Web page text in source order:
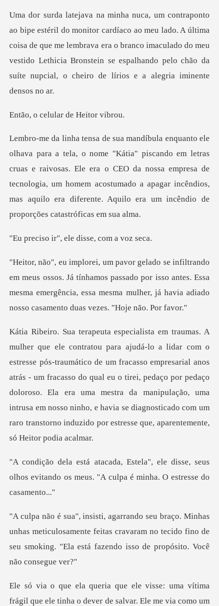
lado. A última
coisa de que me lembrava era o branco imaculado do meu
vestido Lethicia Bronstein
lular de He
m letras
cruas e raivosas. Ele era o CEO da nossa empresa de
tecnologia, um homem acostumado a apaga
", ele disse,
. Já tínhamos passado por isso antes. Essa
mesma emergência, essa mesma
um fracasso empresarial anos
atrás - um fracasso do qual eu o tirei, pedaço por pedaço
doloroso. Ela era uma mestra da manipulação, uma
le disse, seus
olhos evitando os meus. "A
s meticulosamente feitas cravaram no tecido fino de
seu smokin
: uma vítima
frágil que ele tinha o dever